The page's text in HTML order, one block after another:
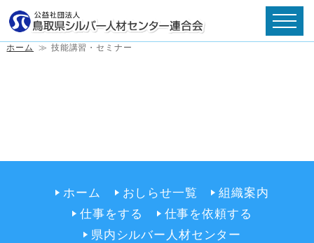
ホーム ≫ 技能講習・セミナー
ホーム おしらせ一覧
組織案内
仕事をする
仕事を依頼する
県内シルバー人材センター